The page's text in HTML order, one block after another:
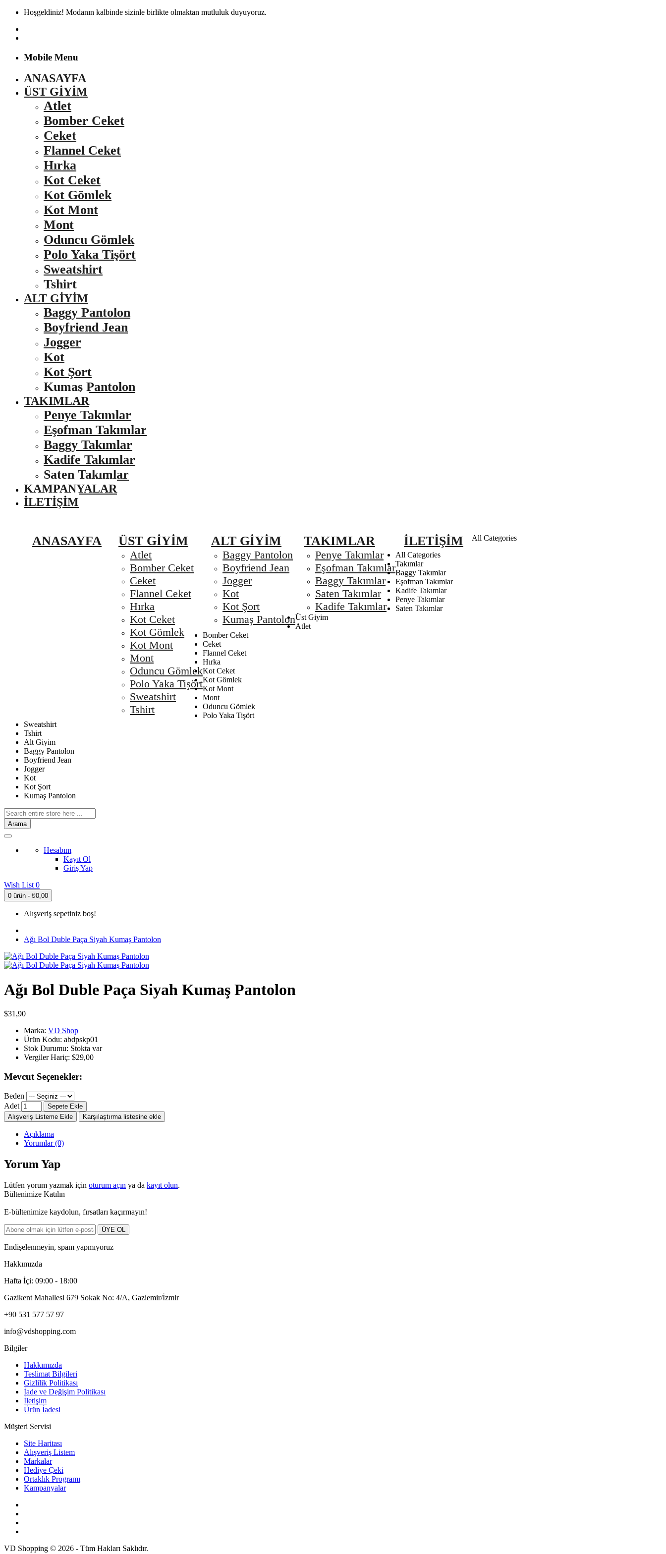
Hoşgeldiniz! Modanın kalbinde sizinle birlikte olmaktan mutluluk duyuyoruz.
Mobile Menu
ANASAYFA
ÜST GIYIM
Atlet
Bomber Ceket
Ceket
Flannel Ceket
Hırka
Kot Ceket
Kot Gömlek
Kot Mont
Mont
Oduncu Gömlek
Polo Yaka Tişört
Sweatshirt
Tshirt
ALT GIYIM
Baggy Pantolon
Boyfriend Jean
Jogger
Kot
Kot Şort
Kumaş Pantolon
TAKIMLAR
Penye Takımlar
Eşofman Takımlar
Baggy Takımlar
Kadife Takımlar
Saten Takımlar
KAMPANYALAR
İLETIŞIM
ANASAYFA ÜST GIYIM
Atlet
Bomber Ceket
Ceket
Flannel Ceket
Hırka
Kot Ceket
Kot Gömlek
Kot Mont
Mont
Oduncu Gömlek
Polo Yaka Tişört
Sweatshirt
Tshirt
ALT GIYIM
Baggy Pantolon
Boyfriend Jean
Jogger
Kot
Kot Şort
Kumaş Pantolon
TAKIMLAR
Penye Takımlar
Eşofman Takımlar
Baggy Takımlar
Saten Takımlar
Kadife Takımlar
İLETIŞIM
All Categories
All Categories
Takımlar
Baggy Takımlar
Eşofman Takımlar
Kadife Takımlar
Penye Takımlar
Saten Takımlar
Üst Giyim
Atlet
Bomber Ceket
Ceket
Flannel Ceket
Hırka
Kot Ceket
Kot Gömlek
Kot Mont
Mont
Oduncu Gömlek
Polo Yaka Tişört
Sweatshirt
Tshirt
Alt Giyim
Baggy Pantolon
Boyfriend Jean
Jogger
Kot
Kot Şort
Kumaş Pantolon
Arama
Hesabım
Kayıt Ol
Giriş Yap
Wish List 0
0 ürün - ₺0,00
Alışveriş sepetiniz boş!
Ağı Bol Duble Paça Siyah Kumaş Pantolon
Ağı Bol Duble Paça Siyah Kumaş Pantolon
$31,90
Marka: VD Shop
Ürün Kodu: abdpskp01
Stok Durumu: Stokta var
Vergiler Hariç: $29,00
Mevcut Seçenekler:
Beden
Adet
Sepete Ekle
Alışveriş Listeme Ekle
Karşılaştırma listesine ekle
Açıklama
Yorumlar (0)
Yorum Yap
Lütfen yorum yazmak için oturum açın ya da kayıt olun.
Bültenimize Katılın
E-bültenimize kaydolun, fırsatları kaçırmayın!
ÜYE OL
Endişelenmeyin, spam yapmıyoruz
Hakkımızda
Hafta İçi: 09:00 - 18:00
Gazikent Mahallesi 679 Sokak No: 4/A, Gaziemir/İzmir
+90 531 577 57 97
info@vdshopping.com
Bilgiler
Hakkımızda
Teslimat Bilgileri
Gizlilik Politikası
İade ve Değişim Politikası
İletişim
Ürün İadesi
Müşteri Servisi
Site Haritası
Alışveriş Listem
Markalar
Hediye Çeki
Ortaklık Programı
Kampanyalar
VD Shopping © 2026 - Tüm Hakları Saklıdır.